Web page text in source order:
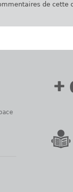
de cette
+